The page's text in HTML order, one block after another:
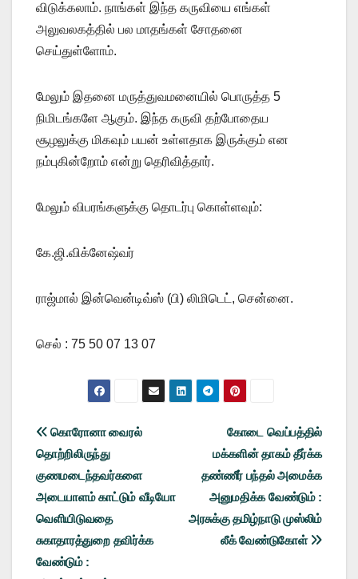
விடுக்கலாம். நாங்கள் இந்த கருவியை எங்கள்
அலுவலகத்தில் பல மாதங்கள் சோதனை
செய்துள்ளோம்.
மேலும் இதனை மருத்துவமனையில் பொருத்த 5
நிமிடங்களே ஆகும். இந்த கருவி தற்போதைய
சூழலுக்கு மிகவும் பயன் உள்ளதாக இருக்கும் என
நம்புகின்றோம் என்று தெரிவித்தார்.
மேலும் விபரங்களுக்கு தொடர்பு கொள்ளவும்:
கே.ஜி.விக்னேஷ்வர்
ராஜ்மால் இன்வென்டிவ்ஸ் (பி) லிமிடெட், சென்னை.
செல் : 75 50 07 13 07
Post
navigation
கோடை வெப்பத்தில்
மக்களின் தாகம் தீர்க்க
தண்ணீர் பந்தல் அமைக்க
அனுமதிக்க வேண்டும் :
அரசுக்கு தமிழ்நாடு முஸ்லிம்
லீக் வேண்டுகோள்
கொரோனா வைரல்
தொற்றிலிருந்து
குணமடைந்தவர்களை
அடையாளம் காட்டும் வீடியோ
வெளியிடுவதை
சுகாதாரத்துறை தவிர்க்க
வேண்டும் :